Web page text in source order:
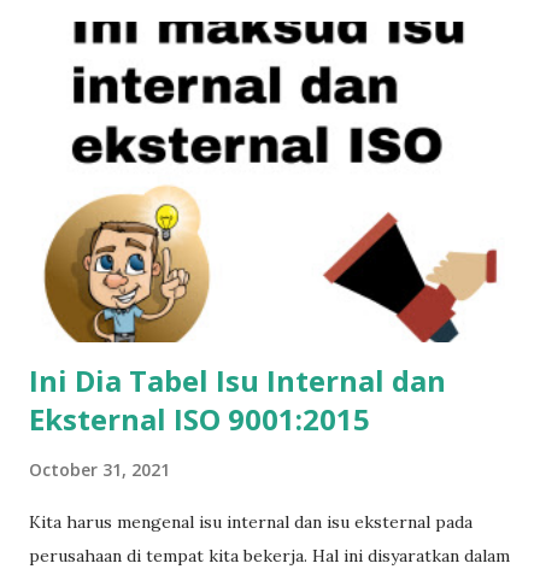
checklist audit ISO 9001 versi 2015 (password LIST01) File
Checklist audit ini merupakan sumbangan bapak Safrudin
(syafaran@yahoo.com), anggota WA Grup ISO Semoga file
bermanfaat buat Anda yang bertugas sebagai auditor
sistem manajemen mutu berbasis ISO 9001 versi 2015.
Ini Dia Tabel Isu Internal dan
Eksternal ISO 9001:2015
October 31, 2021
Kita harus mengenal isu internal dan isu eksternal pada
perusahaan di tempat kita bekerja. Hal ini disyaratkan dalam